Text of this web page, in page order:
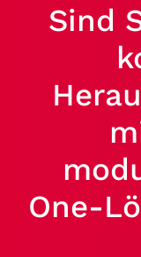
Sind
One-